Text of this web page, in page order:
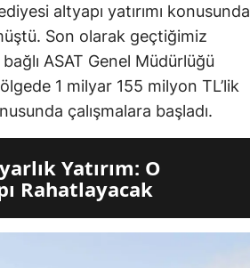
altyapı yatırımı konusunda
Son olarak geçtiğimiz
ASAT Genel Müdürlüğü
1 milyar 155 milyon TL’lik
çalışmalara başladı.
Yatırım: O
Rahatlayacak